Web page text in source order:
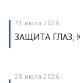
31 июля 2026
ЗАЩИТА ГЛАЗ,
28 июля 2026